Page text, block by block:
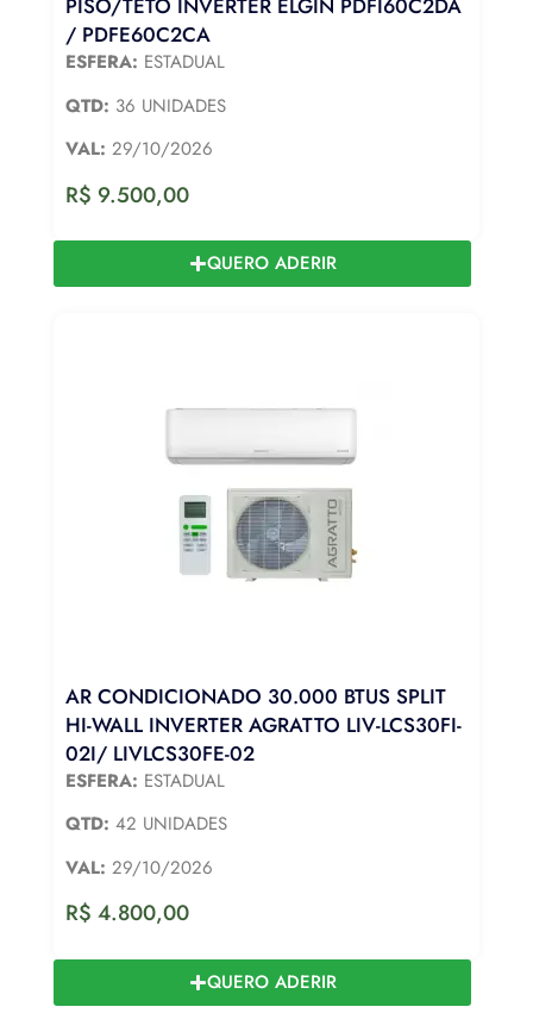
PISO/TETO INVERTER ELGIN PDFI60C2DA
/ PDFE60C2CA
ESFERA: ESTADUAL
QTD: 36 UNIDADES
VAL: 29/10/2026
R$ 9.500,00
QUERO ADERIR
AR CONDICIONADO 30.000 BTUS SPLIT
HI-WALL INVERTER AGRATTO LIV-LCS30FI-
02I/ LIVLCS30FE-02
ESFERA: ESTADUAL
QTD: 42 UNIDADES
VAL: 29/10/2026
R$ 4.800,00
QUERO ADERIR